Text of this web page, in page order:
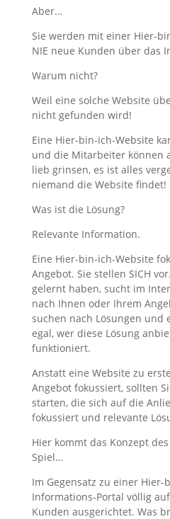
Aber…
Sie werden mit einer Hier-
NIE neue Kunden über das
Warum nicht?
Weil eine solche Website
nicht gefunden wird!
Eine Hier-bin-ich-Website
und die Mitarbeiter können
lieb grinsen, es ist alles
niemand die Website findet!
Was ist die Lösung?
Relevante Information.
Eine Hier-bin-ich-Website
Angebot. Sie stellen SICH
gelernt haben, sucht im
nach Ihnen oder Ihrem
suchen nach Lösungen und
egal, wer diese Lösung
funktioniert.
Anstatt eine Website zu
Angebot fokussiert, sollten
starten, die sich auf die
fokussiert und relevante
Hier kommt das Konzept
Spiel…
Im Gegensatz zu einer
Informations-Portal völlig
Kunden ausgerichtet. Was